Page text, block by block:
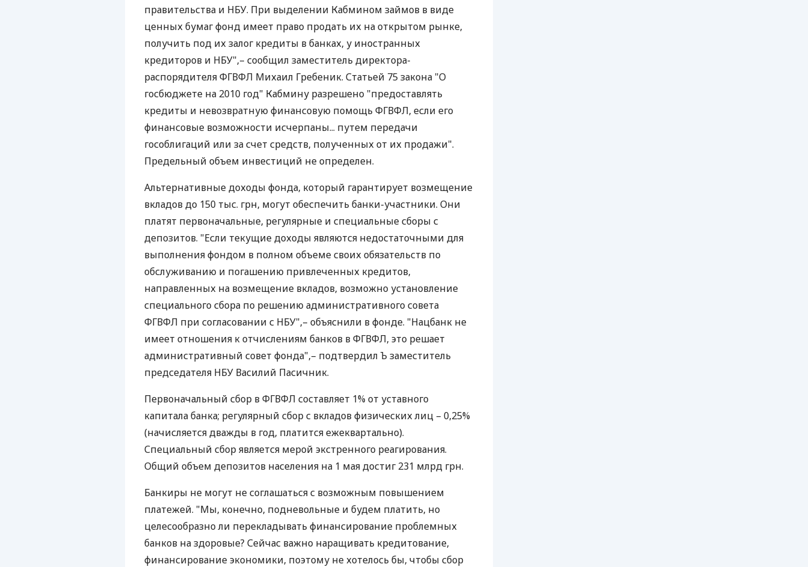
правительства и НБУ. При выделении Кабмином займов в виде
ценных бумаг фонд имеет право продать их на открытом рынке,
получить под их залог кредиты в банках, у иностранных
кредиторов и НБУ",– сообщил заместитель директора-
распорядителя ФГВФЛ Михаил Гребеник. Статьей 75 закона "О
госбюджете на 2010 год" Кабмину разрешено "предоставлять
кредиты и невозвратную финансовую помощь ФГВФЛ, если его
финансовые возможности исчерпаны... путем передачи
гособлигаций или за счет средств, полученных от их продажи".
Предельный объем инвестиций не определен.
Альтернативные доходы фонда, который гарантирует возмещение
вкладов до 150 тыс. грн, могут обеспечить банки-участники. Они
платят первоначальные, регулярные и специальные сборы с
депозитов. "Если текущие доходы являются недостаточными для
выполнения фондом в полном объеме своих обязательств по
обслуживанию и погашению привлеченных кредитов,
направленных на возмещение вкладов, возможно установление
специального сбора по решению административного совета
ФГВФЛ при согласовании с НБУ",– объяснили в фонде. "Нацбанк не
имеет отношения к отчислениям банков в ФГВФЛ, это решает
административный совет фонда",– подтвердил Ъ заместитель
председателя НБУ Василий Пасичник.
Первоначальный сбор в ФГВФЛ составляет 1% от уставного
капитала банка; регулярный сбор с вкладов физических лиц – 0,25%
(начисляется дважды в год, платится ежеквартально).
Специальный сбор является мерой экстренного реагирования.
Общий объем депозитов населения на 1 мая достиг 231 млрд грн.
Банкиры не могут не соглашаться с возможным повышением
платежей. "Мы, конечно, подневольные и будем платить, но
целесообразно ли перекладывать финансирование проблемных
банков на здоровые? Сейчас важно наращивать кредитование,
финансирование экономики, поэтому не хотелось бы, чтобы сбор